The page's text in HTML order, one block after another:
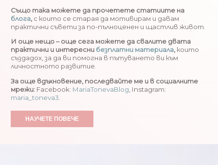
Също така можете да прочетете статиите на
блога, с които се старая да мотивирам и давам
практични съвети за по-пълноценен и щастлив живот.
И още нещо – още сега можете да свалите двата
практични и интересни безплатни материала, които
създадох, за да ви помогна в пътуването ви към
личностното развитие.
За още вдъхновение, последвайте ме и в социалните
мрежи: Facebook: MariaTonevaBlog , Instagram:
maria_toneva3
НАУЧЕТЕ ПОВЕЧЕ